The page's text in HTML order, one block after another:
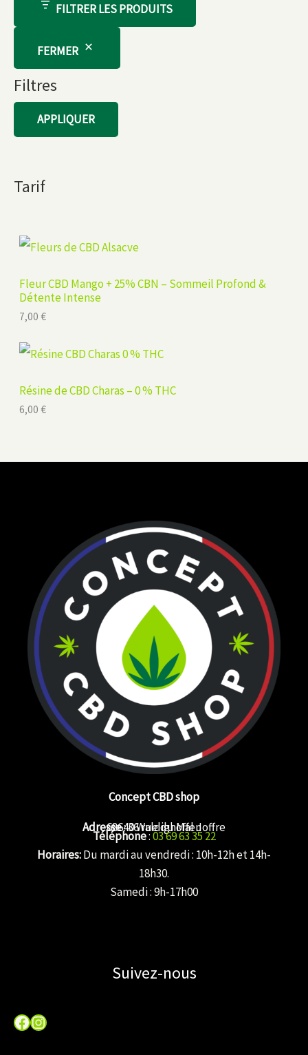
FILTRER LES PRODUITS
FERMER
Filtres
APPLIQUER
Tarif
Fleur CBD Mango + 25% CBN – Sommeil Profond &
Détente Intense
7,00 €
Résine de CBD Charas – 0 % THC
6,00 €
Concept CBD shop
Adresse: 36 rue du Mal Joffre
68640 Waldighoffen
Téléphone:03 69 63 35 22
Horaires:Du mardi au vendredi : 10h-12h et 14h-
18h30.
Samedi : 9h-17h00
Suivez-nous
Facebook
Instagram